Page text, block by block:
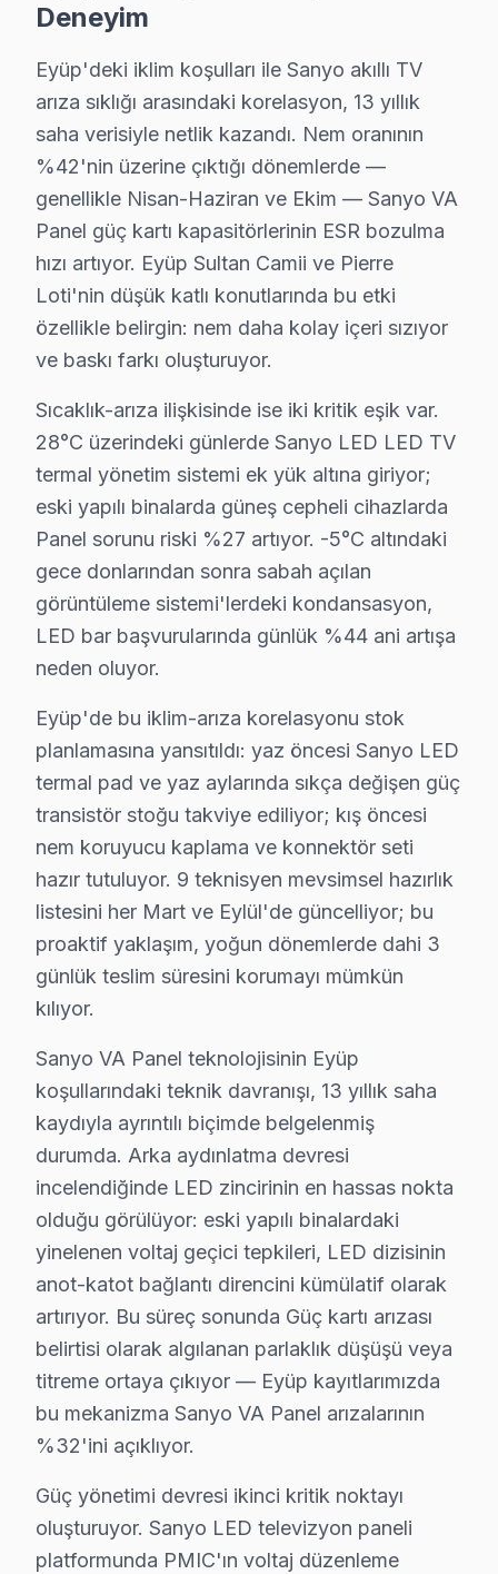
Eyüp'de Sanyo TV Tamiri — Bilmeniz
Eyüp'de Sanyo televizyon ünitesi servisinde net
Sanyo TV Servisinde Güven
✓ 15+ Yıl Deneyim
✓ Yazılı Garanti Belgesi
✓ Orijinal Yedek Parça
Eyüp, İstanbul'un köklü ilçelerinden biri olup bölgemizdeki
Sanyo TV'de Mevsimsel Arıza Riskleri: Eyüp
Eyüp ilçesi, coğrafi konumu nedeniyle mevsimsel
Somut gözlemler doğrultusunda, 2015-2018
Eyüp Mahallelerinde Sanyo Mevsimsel Servis
Eyüp bölgesinden gelen en sık teknik sorunlar
1.Anakart Sorunu
Fiziksel Belirtisi:Ekranda görüntü kaybı ve ses
Neden:Sanyo televizyon'lerde kullanılan bazı
2025 Türkiye Fiyatı:₺1,200 - ₺1,800 arası.
Etkilenen Modeller:
2.Güç Kartı Arızası
Fiziksel Belirtisi:televizyonunuz açılmadığı ya
Neden:Sıcaklık değişimlerinin güç kartındaki
2025 Türkiye Fiyatı:₺1,000 - ₺1,500 arası.
Etkilenen Modeller:Sanyo A8 serisi.
3.Backlight Sorunu
Fiziksel Belirtisi:Ekranda kararma veya
Neden:Panel tasarımındaki zayıflıklar ve
2025 Türkiye Fiyatı:₺800 - ₺1,200 arası.
Etkilenen Modeller:Sanyo Y12 serisi.
4.Yazılım Sorunu
Fiziksel Belirtisi: Donma veya yanıt vermeme
Neden:Yazılım güncellemelerinin ihmal
Sanyo F4 serisi.
5.
Panel Sorunu
Deneyim
Eyüp'deki iklim koşulları ile Sanyo akıllı TV
arıza sıklığı arasındaki korelasyon, 13 yıllık
saha verisiyle netlik kazandı. Nem oranının
%42'nin üzerine çıktığı dönemlerde —
genellikle Nisan-Haziran ve Ekim — Sanyo VA
Panel güç kartı kapasitörlerinin ESR bozulma
hızı artıyor. Eyüp Sultan Camii ve Pierre
Loti'nin düşük katlı konutlarında bu etki
özellikle belirgin: nem daha kolay içeri sızıyor
ve baskı farkı oluşturuyor.
Sıcaklık-arıza ilişkisinde ise iki kritik eşik var.
28°C üzerindeki günlerde Sanyo LED LED TV
termal yönetim sistemi ek yük altına giriyor;
eski yapılı binalarda güneş cepheli cihazlarda
Panel sorunu riski %27 artıyor. -5°C altındaki
gece donlarından sonra sabah açılan
görüntüleme sistemi'lerdeki kondansasyon,
LED bar başvurularında günlük %44 ani artışa
neden oluyor.
Eyüp'de bu iklim-arıza korelasyonu stok
planlamasına yansıtıldı: yaz öncesi Sanyo LED
termal pad ve yaz aylarında sıkça değişen güç
transistör stoğu takviye ediliyor; kış öncesi
nem koruyucu kaplama ve konnektör seti
hazır tutuluyor. 9 teknisyen mevsimsel hazırlık
listesini her Mart ve Eylül'de güncelliyor; bu
proaktif yaklaşım, yoğun dönemlerde dahi 3
günlük teslim süresini korumayı mümkün
kılıyor.
Sanyo VA Panel teknolojisinin Eyüp
koşullarındaki teknik davranışı, 13 yıllık saha
kaydıyla ayrıntılı biçimde belgelenmiş
durumda. Arka aydınlatma devresi
incelendiğinde LED zincirinin en hassas nokta
olduğu görülüyor: eski yapılı binalardaki
yinelenen voltaj geçici tepkileri, LED dizisinin
anot-katot bağlantı direncini kümülatif olarak
artırıyor. Bu süreç sonunda Güç kartı arızası
belirtisi olarak algılanan parlaklık düşüşü veya
titreme ortaya çıkıyor — Eyüp kayıtlarımızda
bu mekanizma Sanyo VA Panel arızalarının
%32'ini açıklıyor.
Güç yönetimi devresi ikinci kritik noktayı
oluşturuyor. Sanyo LED televizyon paneli
platformunda PMIC'ın voltaj düzenleme